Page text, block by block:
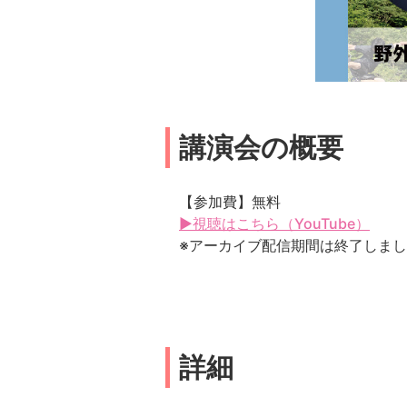
講演会の概要
【参加費】無料
▶視聴はこちら（YouTube）
※アーカイブ配信期間は終了しま
詳細